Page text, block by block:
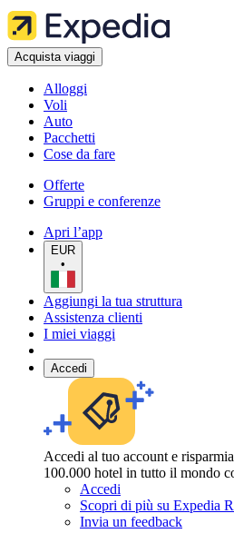
Acquista viaggi
Alloggi
Voli
Auto
Pacchetti
Cose da fare
Offerte
Gruppi e conferenze
Apri l’app
EUR
•
Aggiungi la tua struttura
Assistenza clienti
I miei viaggi
Accedi
Accedi al tuo account e
100.000 hotel in tutto il mondo
Accedi
Scopri di più su Expedia
Invia un feedback